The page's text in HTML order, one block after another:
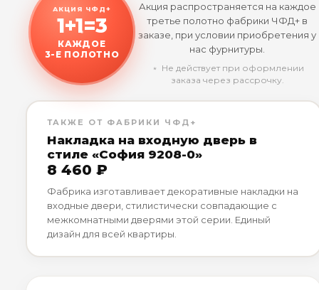
АКЦИЯ ЧФД+
1+1=3
КАЖДОЕ
3-Е ПОЛОТНО
Акция распространяется на каждое
третье полотно фабрики ЧФД+ в
заказе, при условии приобретения у
нас фурнитуры.
﹡ Не действует при оформлении
заказа через рассрочку.
ТАКЖЕ ОТ ФАБРИКИ ЧФД+
Накладка на входную дверь в
стиле «София 9208-0»
8 460 ₽
Фабрика изготавливает декоративные накладки на
входные двери, стилистически совпадающие с
межкомнатными дверями этой серии. Единый
дизайн для всей квартиры.